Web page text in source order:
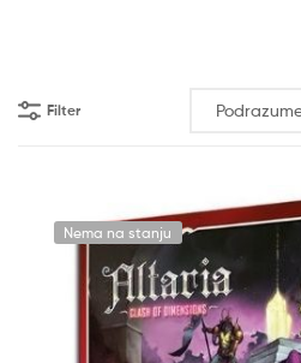
Filter
Nema na stanju